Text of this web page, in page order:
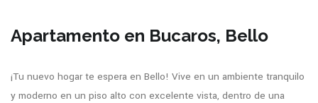
Apartamento en Bucaros, Bello
¡Tu nuevo hogar te espera en Bello! Vive en un ambiente tranquilo
y moderno en un piso alto con excelente vista, dentro de una